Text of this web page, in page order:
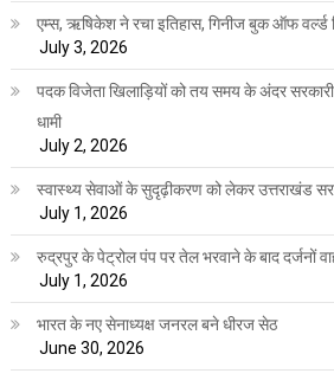
एम्स, ऋषिकेश ने रचा इतिहास, गिनीज बुक ऑफ वर्ल्ड
July 3, 2026
पदक विजेता खिलाड़ियों को तय समय के अंदर
धामी
July 2, 2026
स्वास्थ्य सेवाओं के सुदृढ़ीकरण को लेकर उत्तराखंड
July 1, 2026
रुद्रपुर के पेट्रोल पंप पर तेल भरवाने के बाद दर्जनों
July 1, 2026
भारत के नए सेनाध्यक्ष जनरल बने धीरज सेठ
June 30, 2026